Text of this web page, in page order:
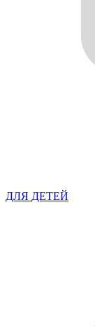
ДЛЯ ДЕТЕЙ